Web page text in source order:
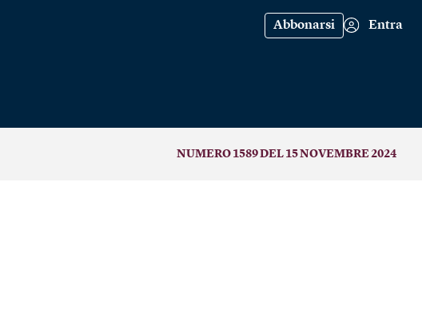
Abbonarsi Entra
NUMERO 1589 DEL 15 NOVEMBRE 2024